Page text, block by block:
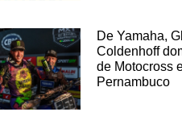
De Yamaha,
Coldenhoff
de Motocross
Pernambuco